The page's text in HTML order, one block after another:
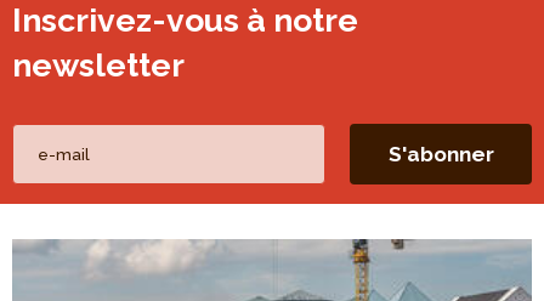
Inscrivez-vous à notre
newsletter